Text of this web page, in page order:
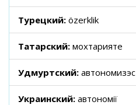
Турецкий: özerklik
Татарский: мохтарияте
Удмуртский: автономизэс
Украинский: автономії